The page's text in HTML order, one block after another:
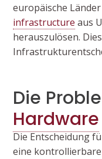
europäische
infrastructure aus
herauszulösen.
Die
Hardware
Die Entscheidung
eine kontrollierbare